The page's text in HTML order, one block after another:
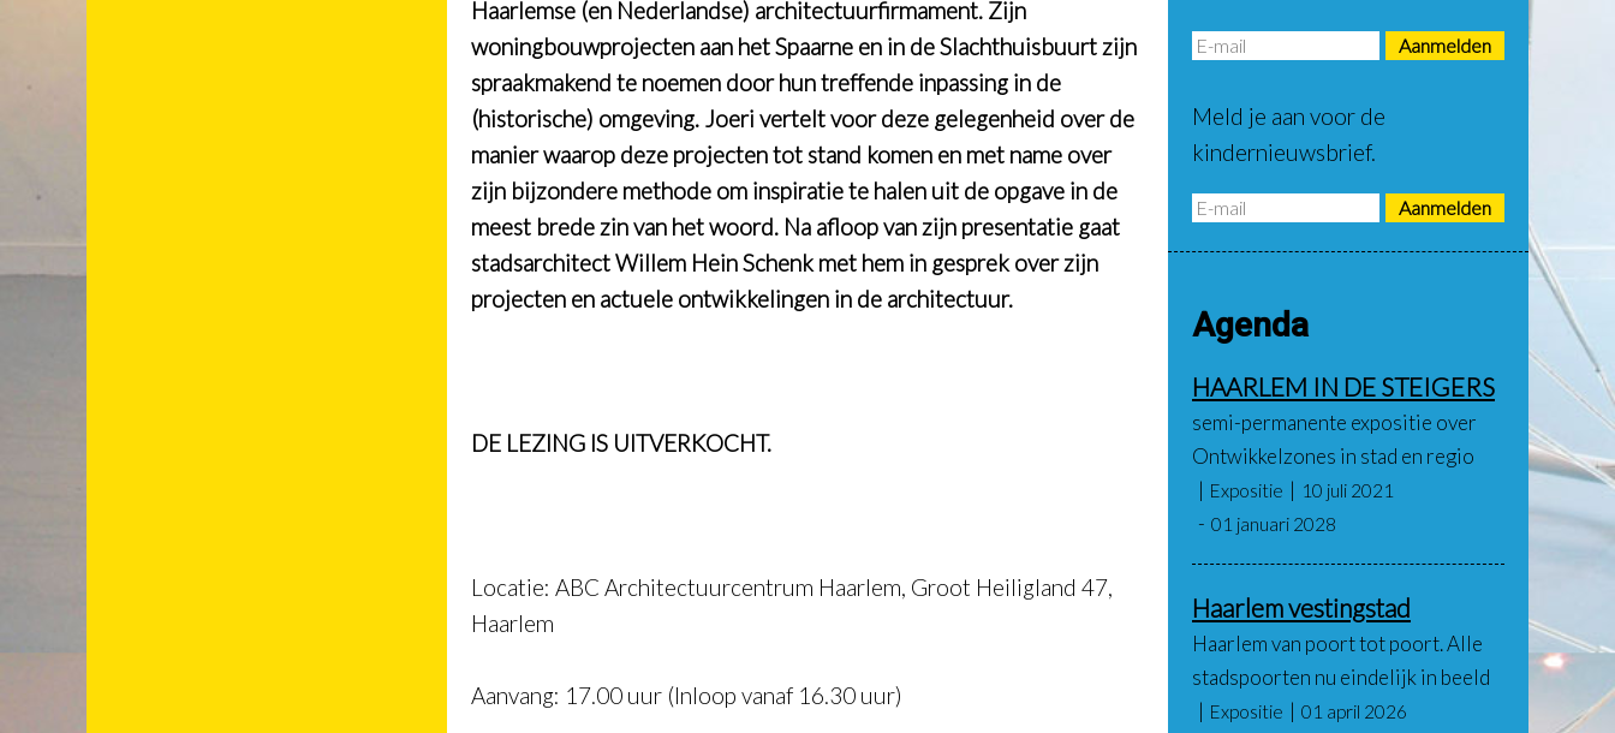
Haarlemse (en Nederlandse) architectuurfirmament. Zijn
woningbouwprojecten aan het Spaarne en in de Slachthuisbuurt zijn
spraakmakend te noemen door hun treffende inpassing in de
(historische) omgeving. Joeri vertelt voor deze gelegenheid over de
manier waarop deze projecten tot stand komen en met name over
zijn bijzondere methode om inspiratie te halen uit de opgave in de
meest brede zin van het woord. Na afloop van zijn presentatie gaat
stadsarchitect Willem Hein Schenk met hem in gesprek over zijn
projecten en actuele ontwikkelingen in de architectuur.
DE LEZING IS UITVERKOCHT.
Locatie: ABC Architectuurcentrum Haarlem, Groot Heiligland 47,
Haarlem
Aanvang: 17.00 uur (Inloop vanaf 16.30 uur)
Meld je aan voor de
kindernieuwsbrief.
Agenda
HAARLEM IN DE STEIGERS
semi-permanente expositie over
Ontwikkelzones in stad en regio
Expositie
10 juli 2021
01 januari 2028
Haarlem vestingstad
Haarlem van poort tot poort. Alle
stadspoorten nu eindelijk in beeld
Expositie
01 april 2026